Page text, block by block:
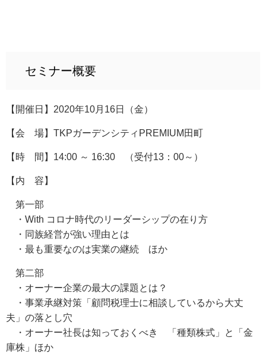
セミナー概要
【開催日】2020年10月16日（金）
【会 場】TKPガーデンシティPREMIUM田町
【時 間】14:00 ～ 16:30 （受付13：00～）
【内 容】
第一部
・With コロナ時代のリーダーシップの在り方
・同族経営が強い理由とは
・最も重要なのは実業の継続 ほか
第二部
・オーナー企業の最大の課題とは？
・事業承継対策「顧問税理士に相談しているから大丈
夫」の落とし穴
・オーナー社長は知っておくべき 「種類株式」と「金
庫株」ほか